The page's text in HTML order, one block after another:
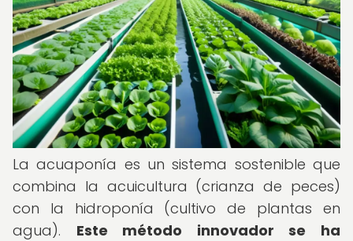
La acuaponía es un sistema sostenible que
combina la acuicultura (crianza de peces)
con la hidroponía (cultivo de plantas en
agua). Este método innovador se ha